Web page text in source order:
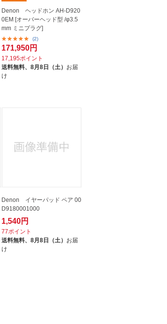
Denon ヘッドホン AH-D920
0EM [オーバーヘッド型 /φ3.5
mm ミニプラグ]
(2)
171,950円
17,195ポイント
送料無料、 8月8日（土） お届
け
Denon イヤーパッド ペア 00
D9180001000
1,540円
77ポイント
送料無料、 8月8日（土） お届
け